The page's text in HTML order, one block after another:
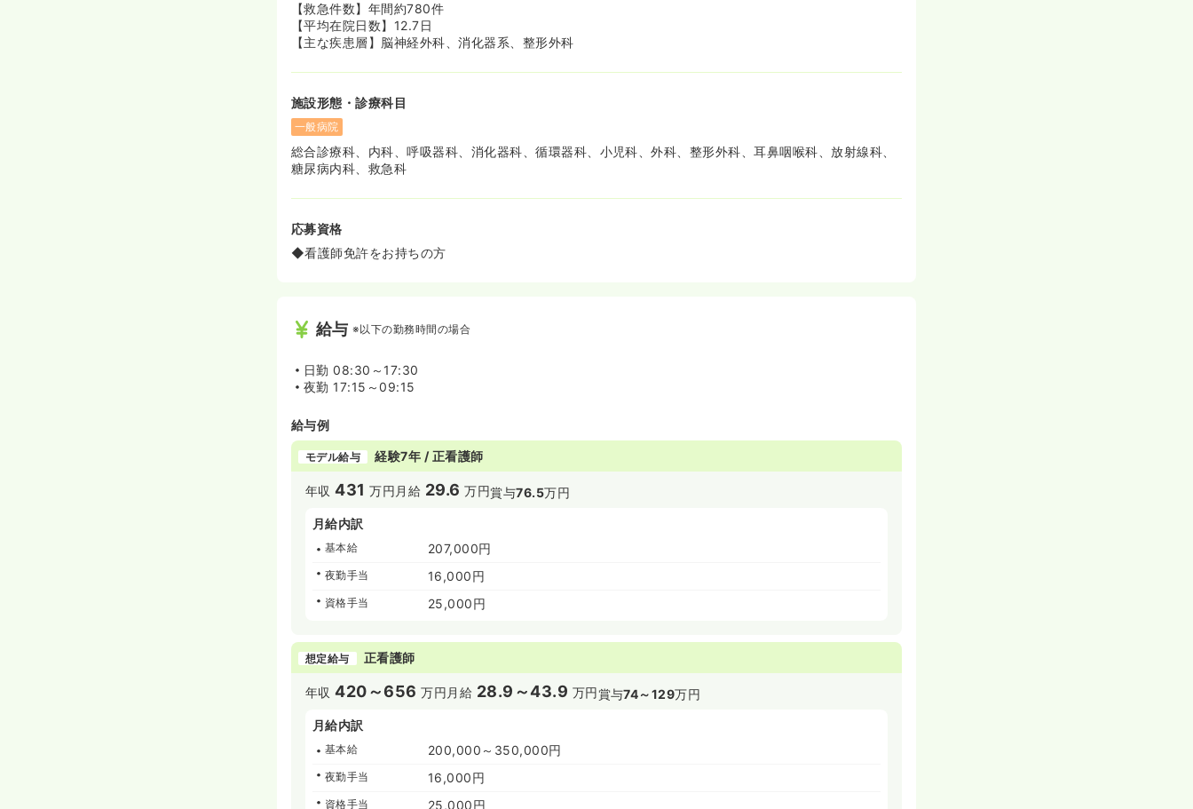
【救急件数】年間約780件
【平均在院日数】12.7日
【主な疾患層】脳神経外科、消化器系、整形外科
施設形態・診療科目
一般病院
総合診療科、内科、呼吸器科、消化器科、循環器科、小児科、外科、整形外科、耳鼻咽喉科、放射線科、
糖尿病内科、救急科
応募資格
◆看護師免許をお持ちの方
給与 ※以下の勤務時間の場合
日勤 08:30～17:30
夜勤 17:15～09:15
給与例
モデル給与 経験7年 / 正看護師
年収431 万円 月給 29.6 万円賞与76.5万円
月給内訳
基本給 207,000円
夜勤手当 16,000円
資格手当 25,000円
想定給与 正看護師
年収420～656 万円 月給 28.9～43.9 万円賞与74～129万円
月給内訳
基本給 200,000～350,000円
夜勤手当 16,000円
資格手当 25,000円